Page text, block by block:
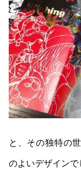
と、その独特の
のよいデザインで